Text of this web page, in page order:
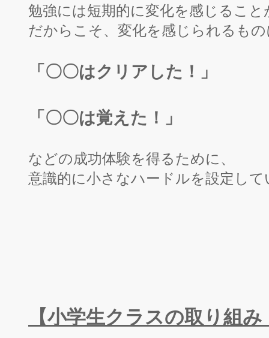
勉強には短期的に変化を感じるこ
だからこそ、変化を感じられるも
「〇〇はクリアした！」
「〇〇は覚えた！」
などの成功体験を得るために、
意識的に小さなハードルを設定し
【小学生クラスの取り組